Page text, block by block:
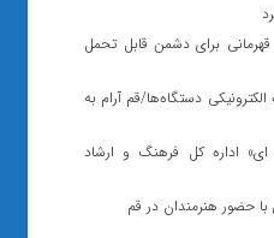
برای دشمن قابل تحمل
دستگاه‌ها/قم آرام به
اداره کل فرهنگ و ارشاد
حضور هنرمندان در قم